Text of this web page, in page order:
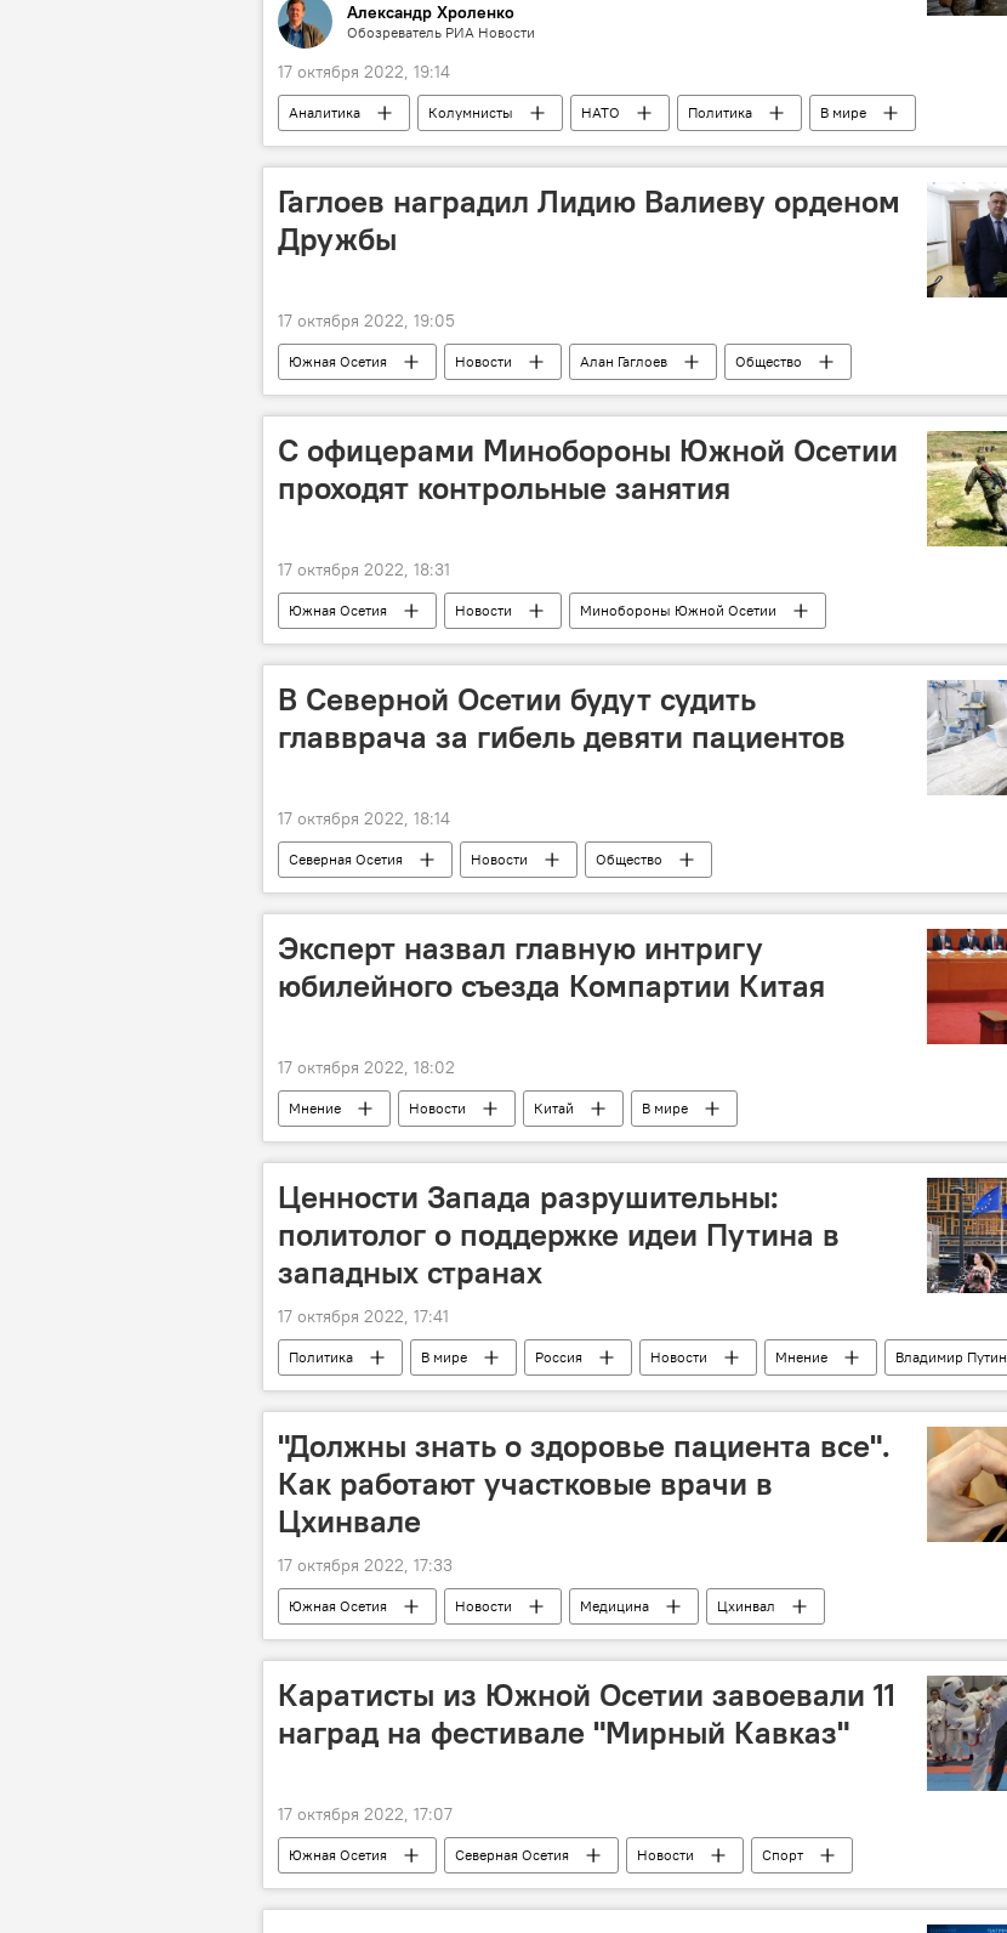
Александр Хроленко
Обозреватель РИА Новости
17 октября 2022, 19:14
Аналитика Колумнисты НАТО Политика В мире
Гаглоев наградил Лидию Валиеву орденом
Дружбы
17 октября 2022, 19:05
Южная Осетия Новости Алан Гаглоев Общество
С офицерами Минобороны Южной Осетии
проходят контрольные занятия
17 октября 2022, 18:31
Южная Осетия Новости Минобороны Южной Осетии
В Северной Осетии будут судить
главврача за гибель девяти пациентов
17 октября 2022, 18:14
Северная Осетия Новости Общество
Эксперт назвал главную интригу
юбилейного съезда Компартии Китая
17 октября 2022, 18:02
Мнение Новости Китай В мире
Ценности Запада разрушительны:
политолог о поддержке идеи Путина в
западных странах
17 октября 2022, 17:41
Политика В мире Россия Новости Мнение Владимир Путин
"Должны знать о здоровье пациента все".
Как работают участковые врачи в
Цхинвале
17 октября 2022, 17:33
Южная Осетия Новости Медицина Цхинвал
Каратисты из Южной Осетии завоевали 11
наград на фестивале "Мирный Кавказ"
17 октября 2022, 17:07
Южная Осетия Северная Осетия Новости Спорт